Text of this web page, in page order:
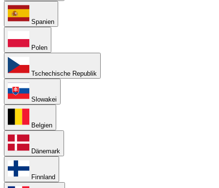
Spanien
Polen
Tschechische Republik
Slowakei
Belgien
Dänemark
Finnland